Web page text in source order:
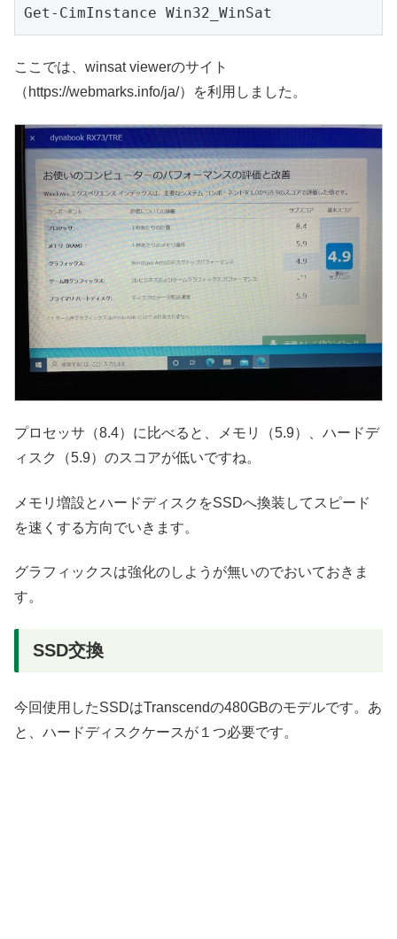
Get-CimInstance Win32_WinSat
ここでは、winsat viewerのサイト
（https://webmarks.info/ja/）を利用しました。
プロセッサ（8.4）に比べると、メモリ（5.9）、ハードデ
ィスク（5.9）のスコアが低いですね。
メモリ増設とハードディスクをSSDへ換装してスピード
を速くする方向でいきます。
グラフィックスは強化のしようが無いのでおいておきま
す。
SSD交換
今回使用したSSDはTranscendの480GBのモデルです。あ
と、ハードディスクケースが１つ必要です。